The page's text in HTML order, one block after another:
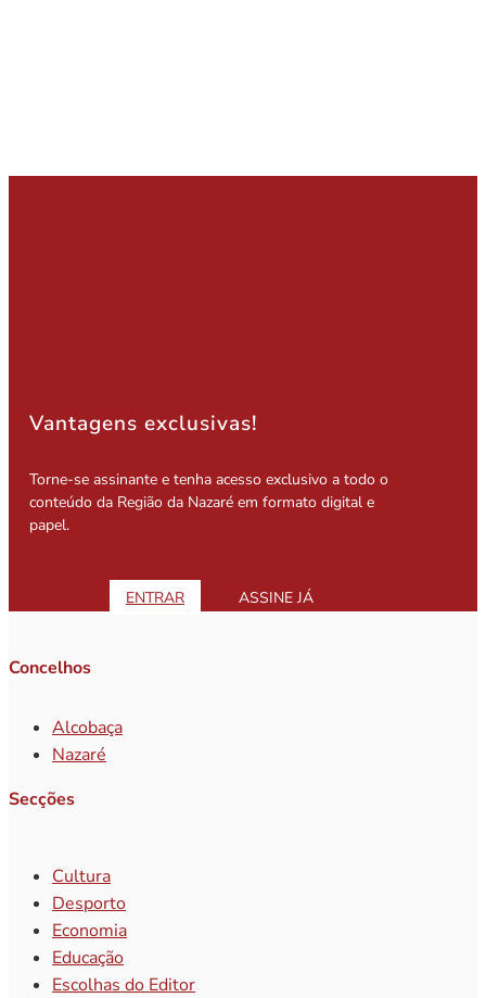
Vantagens exclusivas!
Torne-se assinante e tenha acesso exclusivo a todo o
conteúdo da Região da Nazaré em formato digital e
papel.
ENTRAR ASSINE JÁ
Concelhos
Alcobaça
Nazaré
Secções
Cultura
Desporto
Economia
Educação
Escolhas do Editor